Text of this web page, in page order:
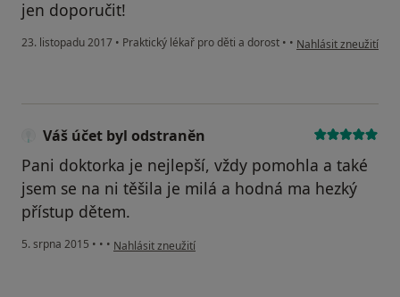
jen doporučit!
23. listopadu 2017 • Praktický lékař pro děti a dorost • • podle názoru
Nahlásit zneužití
Váš účet byl odstraněn
Pani doktorka je nejlepší, vždy pomohla a také
jsem se na ni těšila je milá a hodná ma hezký
přístup dětem.
5. srpna 2015 • • • podle názoru uživatele Váš účet byl odstraněn
Nahlásit zneužití